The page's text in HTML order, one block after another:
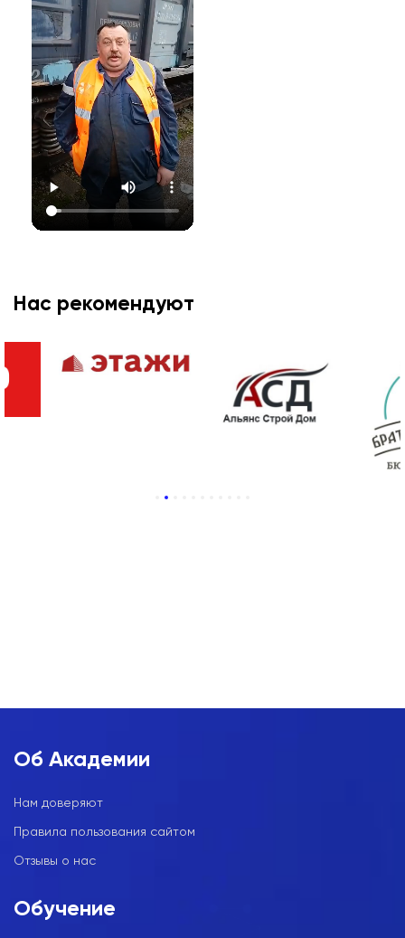
Нас рекомендуют
Об Академии
Нам доверяют
Правила пользования сайтом
Отзывы о нас
Обучение